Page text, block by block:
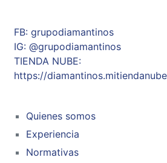
FB: grupodiamantinos
IG: @grupodiamantinos
TIENDA NUBE:
https://
Quienes somos
Experiencia
Normativas